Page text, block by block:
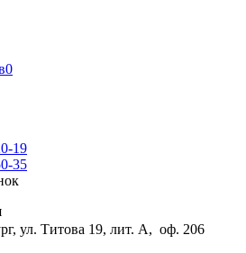
0
19
35
ул. Титова 19, лит. А, оф. 206